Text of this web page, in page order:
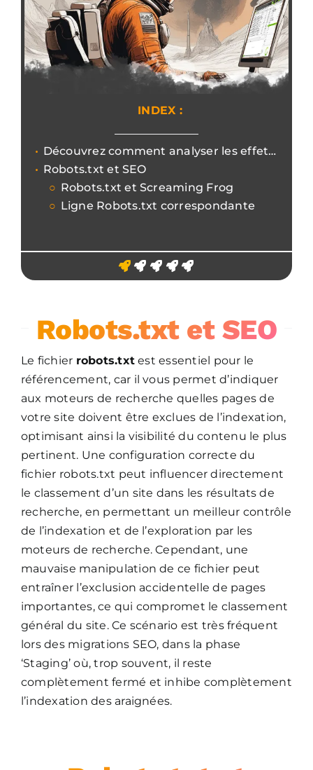
INDEX :
Découvrez comment analyser les effets des directives Robots.txt
Robots.txt et SEO
Robots.txt et Screaming Frog
Ligne Robots.txt correspondante
Robots.txt et SEO
Le fichier robots.txt est essentiel pour le
référencement, car il vous permet d’indiquer
aux moteurs de recherche quelles pages de
votre site doivent être exclues de l’indexation,
optimisant ainsi la visibilité du contenu le plus
pertinent. Une configuration correcte du
fichier robots.txt peut influencer directement
le classement d’un site dans les résultats de
recherche, en permettant un meilleur contrôle
de l’indexation et de l’exploration par les
moteurs de recherche. Cependant, une
mauvaise manipulation de ce fichier peut
entraîner l’exclusion accidentelle de pages
importantes, ce qui compromet le classement
général du site. Ce scénario est très fréquent
lors des migrations SEO, dans la phase
‘Staging’ où, trop souvent, il reste
complètement fermé et inhibe complètement
l’indexation des araignées.